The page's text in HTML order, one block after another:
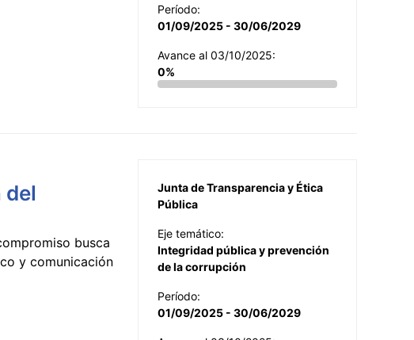
Período:
01/09/2025 - 30/06/2029
Avance al 03/10/2025:
0%
del
busca
y comunicación
Junta de Transparencia y Ética
Pública
Eje temático:
Integridad pública y prevención
de la corrupción
Período:
01/09/2025 - 30/06/2029